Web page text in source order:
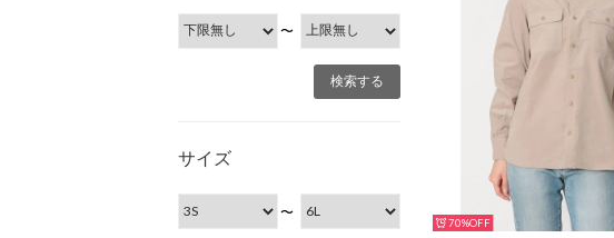
〜
サイズ
〜
70%